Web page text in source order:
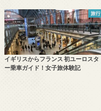
旅行
イギリスからフランス 初ユーロスタ
ー乗車ガイド！女子旅体験記